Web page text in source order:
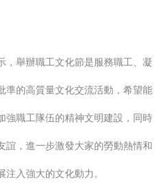
，舉辦職工文化節是服務職工、凝
準的高質量文化交流活動，希望能
強職工隊伍的精神文明建設，同時
誼，進一步激發大家的勞動熱情和
入強大的文化動力。